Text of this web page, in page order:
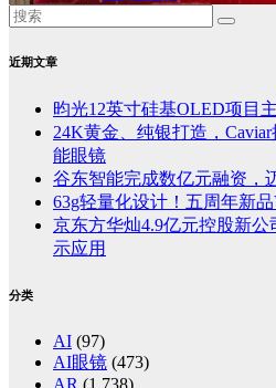
近期文章
昀光12英寸硅基OLED项目
24K黄金、纯银打造，
能眼镜
谷东智能完成数亿元融资，
63g轻量化设计！五周年新
京东方华灿4.9亿元控股新
示应用
分类
AI (97)
AI眼镜 (473)
AR (1,738)